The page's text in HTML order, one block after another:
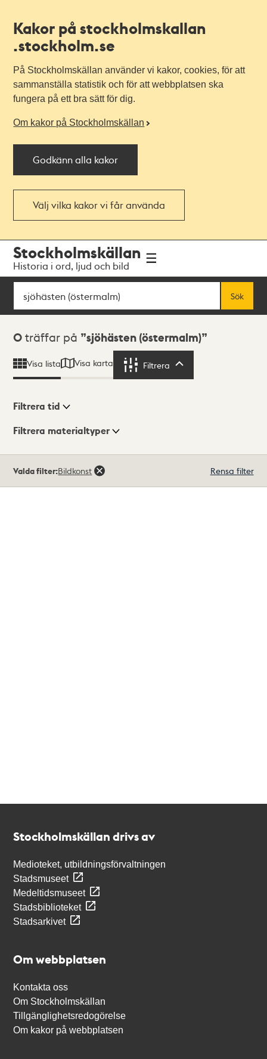
Kakor på stockholmskallan
.stockholm.se
På Stockholmskällan använder vi kakor, cookies, för att
sammanställa statistik och för att webbplatsen ska
fungera på ett bra sätt för dig.
Om kakor på Stockholmskällan
Godkänn alla kakor
Välj vilka kakor vi får använda
navigationen
huvudinnehållet
Stockholmskällan
Historia i ord, ljud och bild
Sök
Sök
Sökresultat
0 träffar på sjöhästen (östermalm)
Visa lista Visa karta Filtrera
Visningsläge
Filtrera tid
Filtrera materialtyper
träffar
Valda filter:Bildkonst Rensa filter
Stockholmskällan drivs av
Medioteket, utbildningsförvaltningen
Stadsmuseet
Medeltidsmuseet
Stadsbiblioteket
Stadsarkivet
Om webbplatsen
Kontakta oss
Om Stockholmskällan
Tillgänglighetsredogörelse
Om kakor på webbplatsen